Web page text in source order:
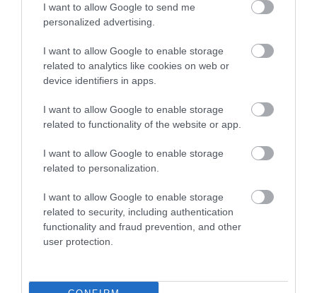
I want to allow Google to send me
personalized advertising.
I want to allow Google to enable storage
related to analytics like cookies on web or
device identifiers in apps.
I want to allow Google to enable storage
related to functionality of the website or app.
I want to allow Google to enable storage
related to personalization.
I want to allow Google to enable storage
related to security, including authentication
functionality and fraud prevention, and other
user protection.
Gyakran érezzük úgy, hogy a körülöttünk
lévők problémája a mi felelősségünk, de az
igazság az, hogy néha elég, ha csak
meghallgatjuk a másikat
– mondta.
Marie Claire UK
Olvasd el ezt is!
került Károly királlyal András botránya